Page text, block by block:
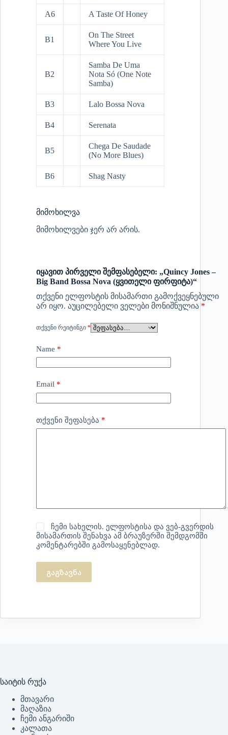
A6 A Taste Of Honey
B1
On The Street
Where You Live
B2
Samba De Uma
Nota Só (One Note
Samba)
B3 Lalo Bossa Nova
B4 Serenata
B5
Chega De Saudade
(No More Blues)
B6 Shag Nasty
მიმოხილვა
მიმოხილვები ჯერ არ არის.
იყავით პირველი შემფასებელი: „Quincy Jones –
Big Band Bossa Nova (ყვითელი ფირფიტა)“
თქვენი ელფოსტის მისამართი გამოქვეყნებული
არ იყო. აუცილებელი ველები მონიშნულია *
ᲗᲥᲕᲔᲜᲘ ᲠᲔᲘᲢᲘᲜᲒᲘ *
Name *
Email *
თქვენი შეფასება *
ჩემი სახელის. ელფოსტისა და ვებ-გვერდის
მისამართის შენახვა ამ ბრაუზერში შემდგომში
კომენტარებში გამოსაყენებლად.
გაგზავნა
საიტის რუქა
მთავარი
მაღაზია
ჩემი ანგარიში
კალათა